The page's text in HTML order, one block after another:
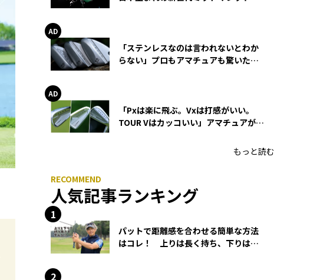
「ステンレスなのは言われないとわか
らない」プロもアマチュアも驚いた
「Pxは楽に飛ぶ。Vxは打感がいい。
TOUR Vはカッコいい」アマチュアが選
もっと読む
人気記事ランキング
パットで距離感を合わせる簡単な方法
はコレ！ 上りは長く持ち、下りは短